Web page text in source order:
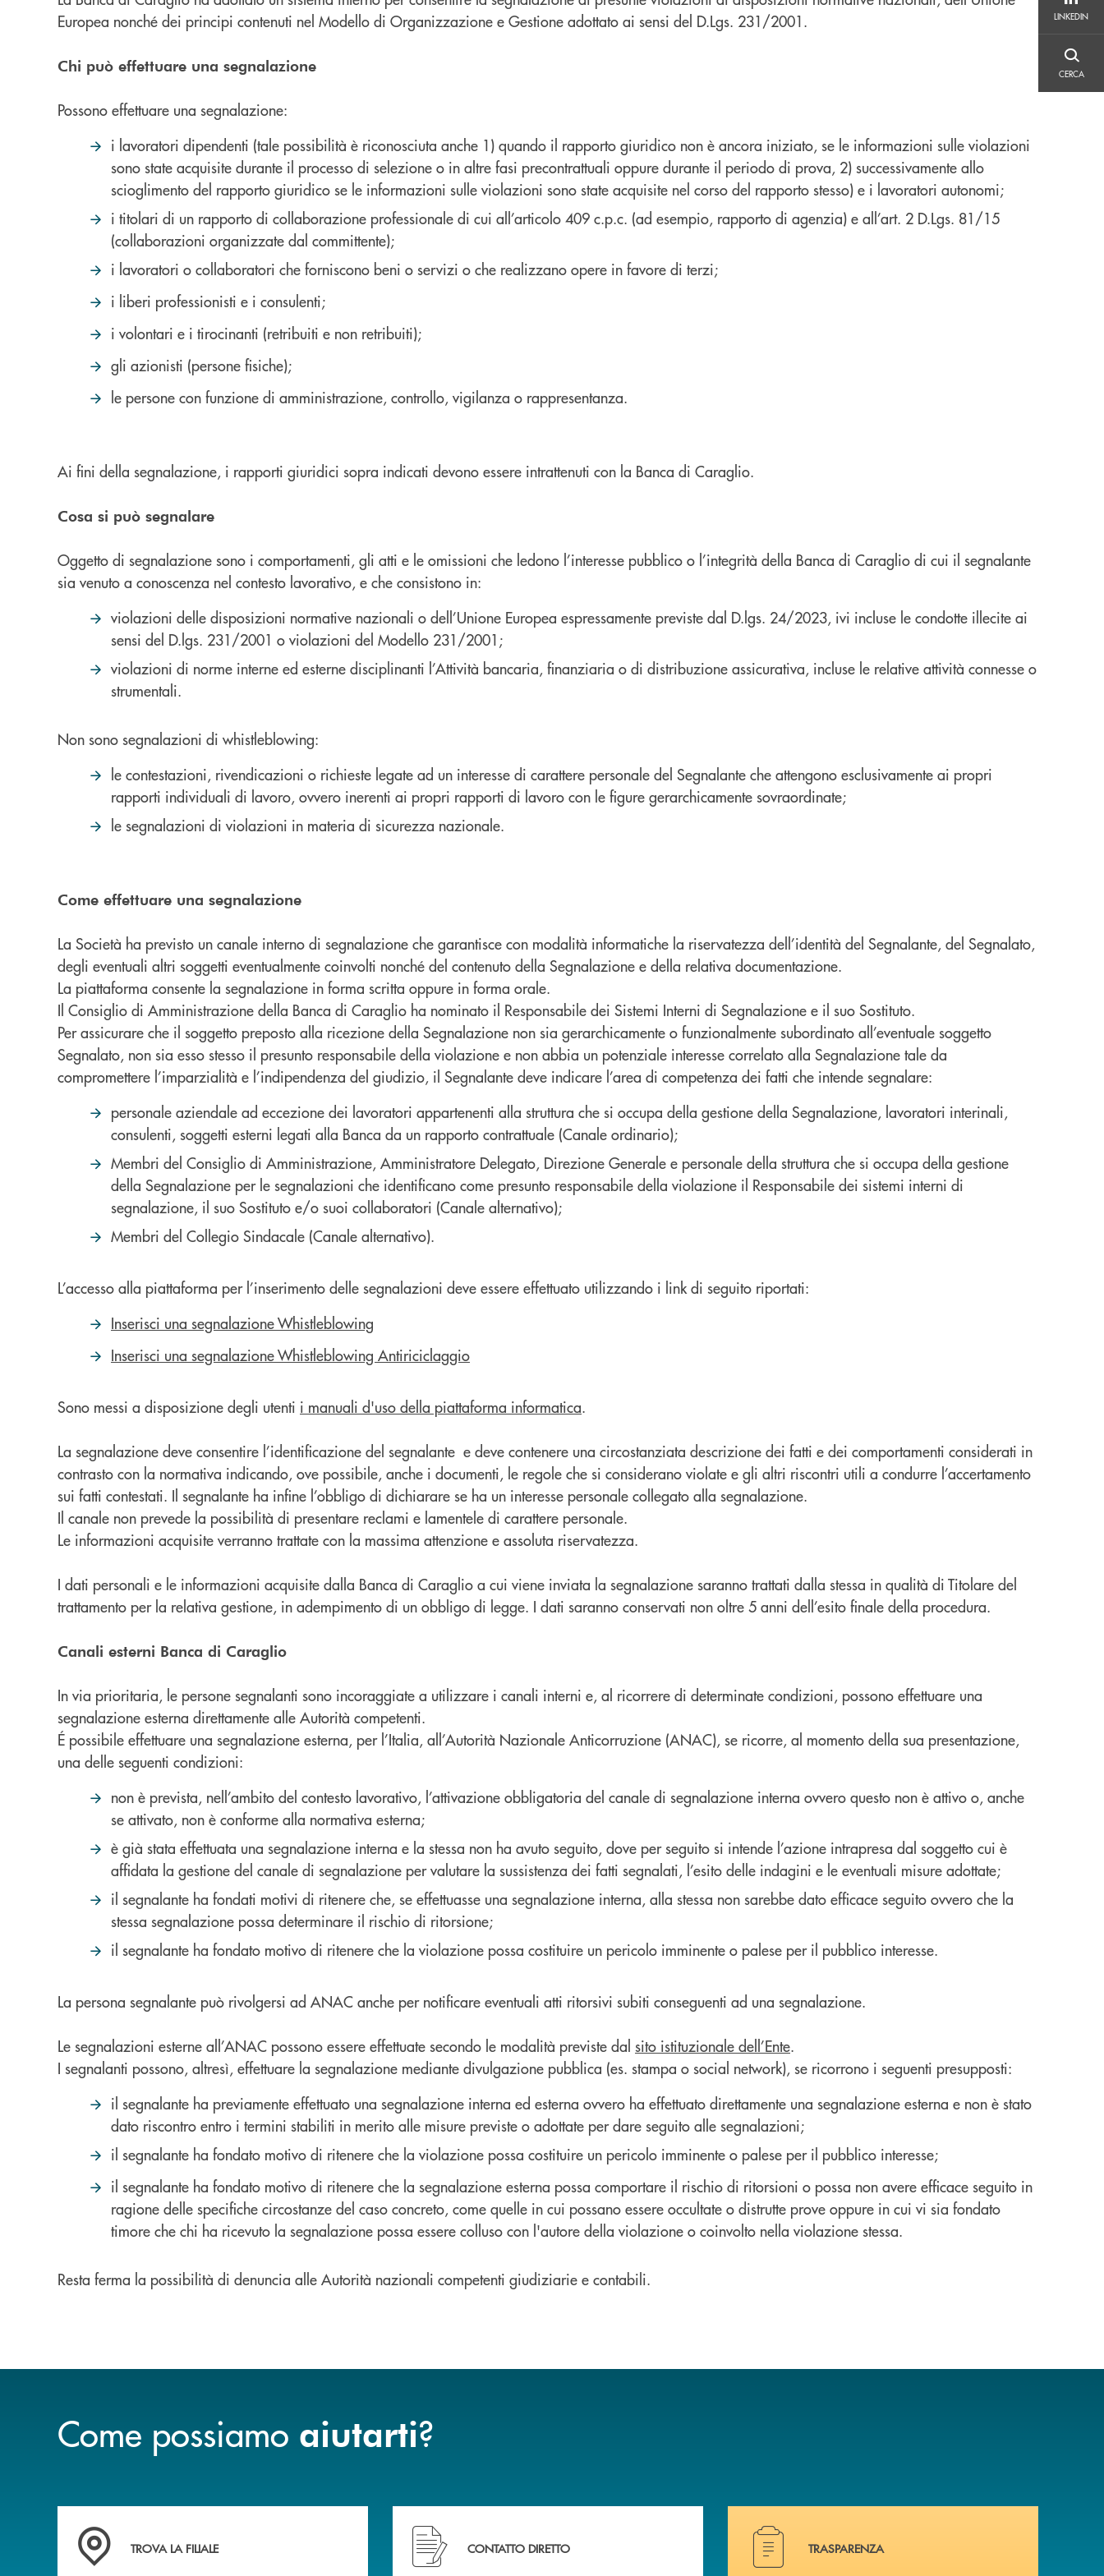
LINKEDIN
LINKEDIN
CERCA
Europea nonché dei principi contenuti nel Modello di Organizzazione e Gestione adottato ai sensi del D.Lgs. 231/2001.
Chi può effettuare una segnalazione
Possono effettuare una segnalazione:
i lavoratori dipendenti (tale possibilità è riconosciuta anche 1) quando il rapporto giuridico non è ancora iniziato, se le informazioni sulle violazioni
sono state acquisite durante il processo di selezione o in altre fasi precontrattuali oppure durante il periodo di prova, 2) successivamente allo
scioglimento del rapporto giuridico se le informazioni sulle violazioni sono state acquisite nel corso del rapporto stesso) e i lavoratori autonomi;
i titolari di un rapporto di collaborazione professionale di cui all’articolo 409 c.p.c. (ad esempio, rapporto di agenzia) e all’art. 2 D.Lgs. 81/15
(collaborazioni organizzate dal committente);
i lavoratori o collaboratori che forniscono beni o servizi o che realizzano opere in favore di terzi;
i liberi professionisti e i consulenti;
i volontari e i tirocinanti (retribuiti e non retribuiti);
gli azionisti (persone fisiche);
le persone con funzione di amministrazione, controllo, vigilanza o rappresentanza.
Ai fini della segnalazione, i rapporti giuridici sopra indicati devono essere intrattenuti con la Banca di Caraglio.
Cosa si può segnalare
Oggetto di segnalazione sono i comportamenti, gli atti e le omissioni che ledono l’interesse pubblico o l’integrità della Banca di Caraglio di cui il segnalante
sia venuto a conoscenza nel contesto lavorativo, e che consistono in:
violazioni delle disposizioni normative nazionali o dell’Unione Europea espressamente previste dal D.lgs. 24/2023, ivi incluse le condotte illecite ai
sensi del D.lgs. 231/2001 o violazioni del Modello 231/2001;
violazioni di norme interne ed esterne disciplinanti l’Attività bancaria, finanziaria o di distribuzione assicurativa, incluse le relative attività connesse o
strumentali.
Non sono segnalazioni di whistleblowing:
le contestazioni, rivendicazioni o richieste legate ad un interesse di carattere personale del Segnalante che attengono esclusivamente ai propri
rapporti individuali di lavoro, ovvero inerenti ai propri rapporti di lavoro con le figure gerarchicamente sovraordinate;
le segnalazioni di violazioni in materia di sicurezza nazionale.
Come effettuare una segnalazione
La Società ha previsto un canale interno di segnalazione che garantisce con modalità informatiche la riservatezza dell’identità del Segnalante, del Segnalato,
degli eventuali altri soggetti eventualmente coinvolti nonché del contenuto della Segnalazione e della relativa documentazione.
La piattaforma consente la segnalazione in forma scritta oppure in forma orale.
Il Consiglio di Amministrazione della Banca di Caraglio ha nominato il Responsabile dei Sistemi Interni di Segnalazione e il suo Sostituto.
Per assicurare che il soggetto preposto alla ricezione della Segnalazione non sia gerarchicamente o funzionalmente subordinato all’eventuale soggetto
Segnalato, non sia esso stesso il presunto responsabile della violazione e non abbia un potenziale interesse correlato alla Segnalazione tale da
compromettere l’imparzialità e l’indipendenza del giudizio, il Segnalante deve indicare l’area di competenza dei fatti che intende segnalare:
personale aziendale ad eccezione dei lavoratori appartenenti alla struttura che si occupa della gestione della Segnalazione, lavoratori interinali,
consulenti, soggetti esterni legati alla Banca da un rapporto contrattuale (Canale ordinario);
Membri del Consiglio di Amministrazione, Amministratore Delegato, Direzione Generale e personale della struttura che si occupa della gestione
della Segnalazione per le segnalazioni che identificano come presunto responsabile della violazione il Responsabile dei sistemi interni di
segnalazione, il suo Sostituto e/o suoi collaboratori (Canale alternativo);
Membri del Collegio Sindacale (Canale alternativo).
L’accesso alla piattaforma per l’inserimento delle segnalazioni deve essere effettuato utilizzando i link di seguito riportati:
Inserisci una segnalazione Whistleblowing
Inserisci una segnalazione Whistleblowing Antiriciclaggio
Sono messi a disposizione degli utenti i manuali d'uso della piattaforma informatica.
La segnalazione deve consentire l’identificazione del segnalante e deve contenere una circostanziata descrizione dei fatti e dei comportamenti considerati in
contrasto con la normativa indicando, ove possibile, anche i documenti, le regole che si considerano violate e gli altri riscontri utili a condurre l’accertamento
sui fatti contestati. Il segnalante ha infine l’obbligo di dichiarare se ha un interesse personale collegato alla segnalazione.
Il canale non prevede la possibilità di presentare reclami e lamentele di carattere personale.
Le informazioni acquisite verranno trattate con la massima attenzione e assoluta riservatezza.
I dati personali e le informazioni acquisite dalla Banca di Caraglio a cui viene inviata la segnalazione saranno trattati dalla stessa in qualità di Titolare del
trattamento per la relativa gestione, in adempimento di un obbligo di legge. I dati saranno conservati non oltre 5 anni dell’esito finale della procedura.
Canali esterni Banca di Caraglio
In via prioritaria, le persone segnalanti sono incoraggiate a utilizzare i canali interni e, al ricorrere di determinate condizioni, possono effettuare una
segnalazione esterna direttamente alle Autorità competenti.
É possibile effettuare una segnalazione esterna, per l’Italia, all’Autorità Nazionale Anticorruzione (ANAC), se ricorre, al momento della sua presentazione,
una delle seguenti condizioni:
non è prevista, nell’ambito del contesto lavorativo, l’attivazione obbligatoria del canale di segnalazione interna ovvero questo non è attivo o, anche
se attivato, non è conforme alla normativa esterna;
è già stata effettuata una segnalazione interna e la stessa non ha avuto seguito, dove per seguito si intende l’azione intrapresa dal soggetto cui è
affidata la gestione del canale di segnalazione per valutare la sussistenza dei fatti segnalati, l’esito delle indagini e le eventuali misure adottate;
il segnalante ha fondati motivi di ritenere che, se effettuasse una segnalazione interna, alla stessa non sarebbe dato efficace seguito ovvero che la
stessa segnalazione possa determinare il rischio di ritorsione;
il segnalante ha fondato motivo di ritenere che la violazione possa costituire un pericolo imminente o palese per il pubblico interesse.
La persona segnalante può rivolgersi ad ANAC anche per notificare eventuali atti ritorsivi subiti conseguenti ad una segnalazione.
Le segnalazioni esterne all’ANAC possono essere effettuate secondo le modalità previste dal sito istituzionale dell’Ente.
I segnalanti possono, altresì, effettuare la segnalazione mediante divulgazione pubblica (es. stampa o social network), se ricorrono i seguenti presupposti:
il segnalante ha previamente effettuato una segnalazione interna ed esterna ovvero ha effettuato direttamente una segnalazione esterna e non è stato
dato riscontro entro i termini stabiliti in merito alle misure previste o adottate per dare seguito alle segnalazioni;
il segnalante ha fondato motivo di ritenere che la violazione possa costituire un pericolo imminente o palese per il pubblico interesse;
il segnalante ha fondato motivo di ritenere che la segnalazione esterna possa comportare il rischio di ritorsioni o possa non avere efficace seguito in
ragione delle specifiche circostanze del caso concreto, come quelle in cui possano essere occultate o distrutte prove oppure in cui vi sia fondato
timore che chi ha ricevuto la segnalazione possa essere colluso con l'autore della violazione o coinvolto nella violazione stessa.
Resta ferma la possibilità di denuncia alle Autorità nazionali competenti giudiziarie e contabili.
Come possiamo aiutarti?
Accedi all' elenco completo delle filiali di Banca di Caraglio.
TROVA LA FILIALE
Hai bisogno di assistenza immediata? Contattaci !
CONTATTO DIRETTO
Hai bisogno di alcuni documenti ? Vai alla pagina della
TRASPARENZA